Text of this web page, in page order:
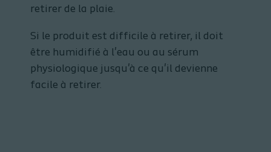
retirer de la plaie.
Si le produit est difficile à retirer, il doit
être humidifié à l'eau ou au sérum
physiologique jusqu'à ce qu'il devienne
facile à retirer.